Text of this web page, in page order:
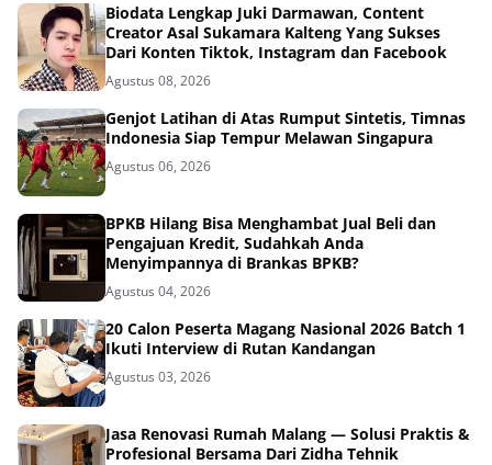
Biodata Lengkap Juki Darmawan, Content
Creator Asal Sukamara Kalteng Yang Sukses
Dari Konten Tiktok, Instagram dan Facebook
Agustus 08, 2026
Genjot Latihan di Atas Rumput Sintetis, Timnas
Indonesia Siap Tempur Melawan Singapura
Agustus 06, 2026
BPKB Hilang Bisa Menghambat Jual Beli dan
Pengajuan Kredit, Sudahkah Anda
Menyimpannya di Brankas BPKB?
Agustus 04, 2026
20 Calon Peserta Magang Nasional 2026 Batch 1
Ikuti Interview di Rutan Kandangan
Agustus 03, 2026
Jasa Renovasi Rumah Malang — Solusi Praktis &
Profesional Bersama Dari Zidha Tehnik